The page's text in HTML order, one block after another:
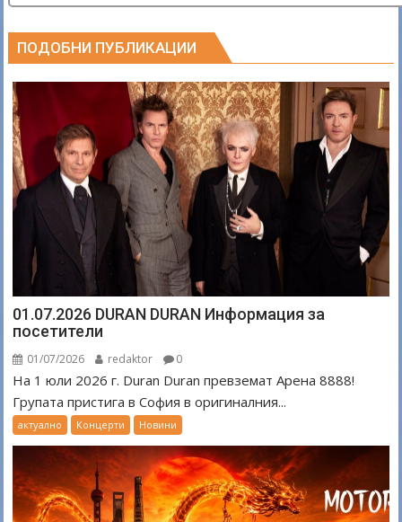
ПОДОБНИ ПУБЛИКАЦИИ
01.07.2026 DURAN DURAN Информация за
посетители
01/07/2026 redaktor 0
На 1 юли 2026 г. Duran Duran превземат Арена 8888!
Групата пристига в София в оригиналния...
актуално Концерти Новини